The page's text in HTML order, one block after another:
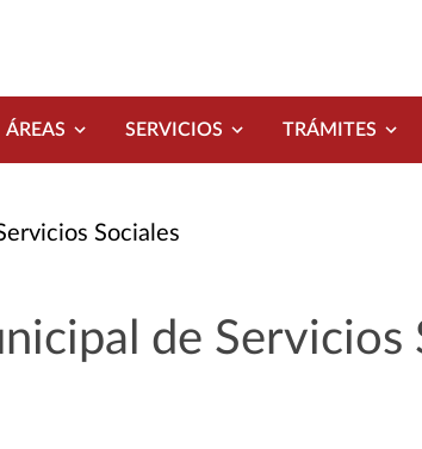
ÁREAS SERVICIOS TRÁMITES
Sociales
de Servicios